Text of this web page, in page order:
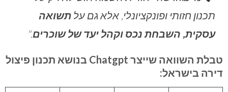
תכנון חזותי ופונקציונלי, אלא גם על תשואה
עסקית, השבחת נכס וקהל יעד של שוכרים."
טבלת השוואה שייצר Chatgpt בנושא תכנון פיצול
דירה בישראל: